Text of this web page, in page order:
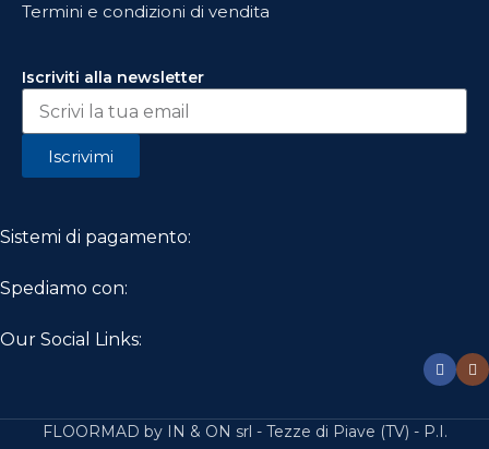
Termini e condizioni di vendita
Iscriviti alla newsletter
Iscrivimi
Sistemi di pagamento:
Spediamo con:
Our Social Links:
FLOORMAD by IN & ON srl - Tezze di Piave (TV) - P.I.